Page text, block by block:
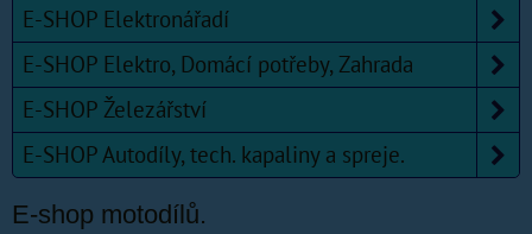
E-SHOP Elektronářadí
E-SHOP Elektro, Domácí potřeby, Zahrada
E-SHOP Železářství
E-SHOP Autodíly, tech. kapaliny a spreje.
E-shop motodílů.